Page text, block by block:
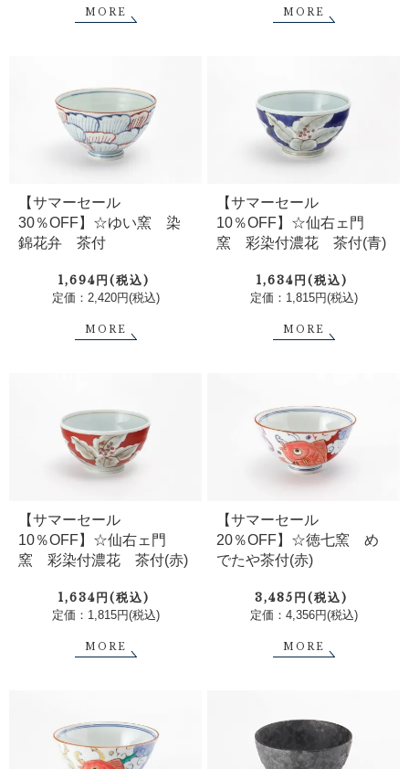
MORE MORE
【サマーセール
30％OFF】☆ゆい窯 染
錦花弁 茶付
1,694円(税込)
定価：2,420円(税込)
MORE
【サマーセール
10％OFF】☆仙右ェ門
窯 彩染付濃花 茶付(青)
1,634円(税込)
定価：1,815円(税込)
MORE
【サマーセール
10％OFF】☆仙右ェ門
窯 彩染付濃花 茶付(赤)
1,634円(税込)
定価：1,815円(税込)
MORE
【サマーセール
20％OFF】☆徳七窯 め
でたや茶付(赤)
3,485円(税込)
定価：4,356円(税込)
MORE